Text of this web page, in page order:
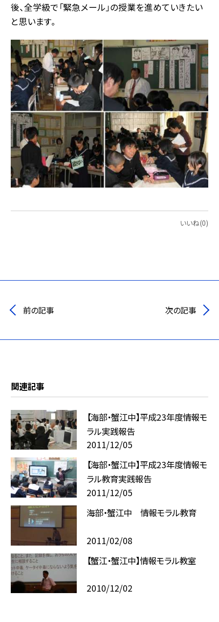
後、全学級で「緊急メール」の授業を進めていきたい
と思います。
いいね(0)
前の記事 次の記事
関連記事
【海部・蟹江中】平成23年度情報モ
ラル実践報告
2011/12/05
【海部・蟹江中】平成23年度情報モ
ラル教育実践報告
2011/12/05
海部・蟹江中 情報モラル教育
2011/02/08
【蟹江・蟹江中】情報モラル教室
2010/12/02